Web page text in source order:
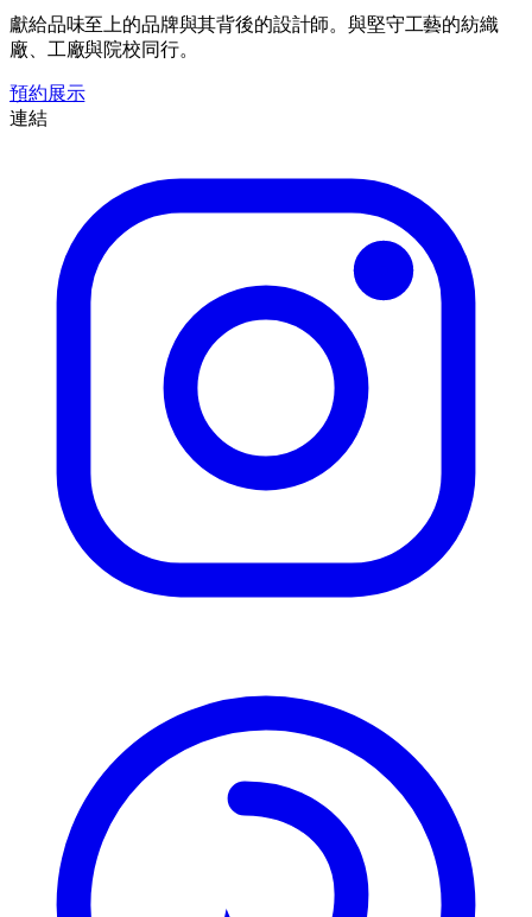
獻給品味至上的品牌與其背後的設計師。與堅守工藝的紡織
廠、工廠與院校同行。
預約展示
連結